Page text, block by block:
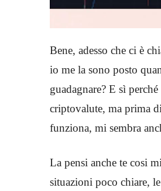
Bene, adesso che ci è
io me la sono posto
guadagnare? E sì
criptovalute, ma prima
funziona, mi sembra
La pensi anche te cosi
situazioni poco chiare,